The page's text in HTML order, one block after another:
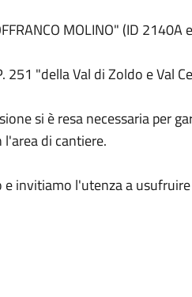
MOLINO" (ID 2140A
"della Val di Zoldo e Val
si è resa necessaria per
di cantiere.
e invitiamo l'utenza a